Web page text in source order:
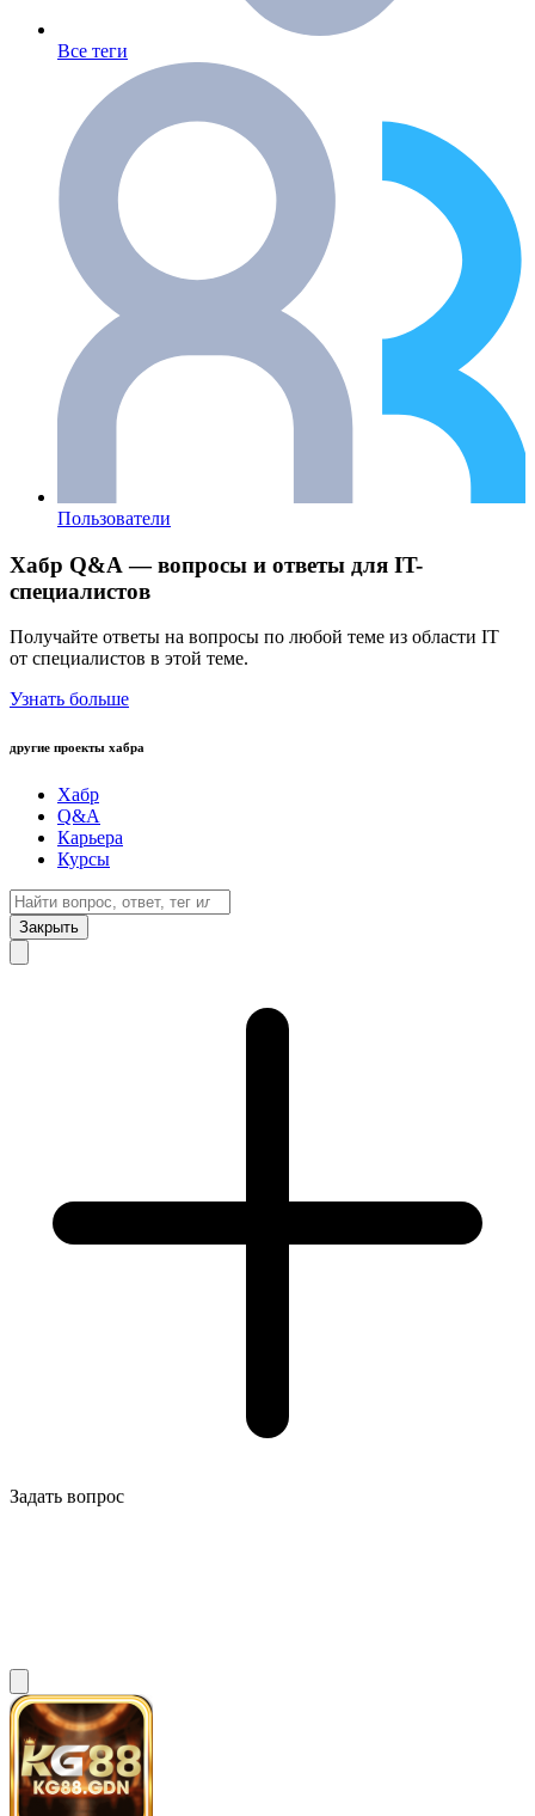
Все теги
Пользователи
Хабр Q&A — вопросы и ответы для IT-
специалистов
Получайте ответы на вопросы по любой теме из области IT
от специалистов в этой теме.
Узнать больше
другие проекты хабра
Хабр
Q&A
Карьера
Курсы
Закрыть
Задать вопрос